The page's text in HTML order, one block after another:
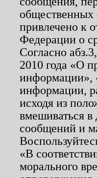
общественных
привлечено к
Федерации о
Согласно
2010 года «О
информации»,
информации,
исходя из
вмешиваться в
сообщений и
«В
морального